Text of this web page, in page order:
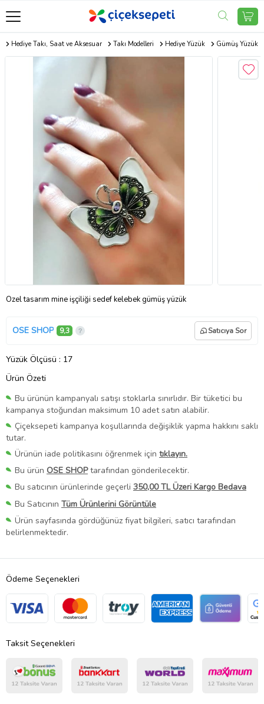
Hediye Takı, Saat ve Aksesuar Takı Modelleri Hediye Yüzük Gümüş Yüzük
Özel tasarım mine işçiliği sedef kelebek gümüş yüzük
OSE SHOP 9,3 Satıcıya Sor
Yüzük Ölçüsü : 17
Ürün Özeti
Bu ürünün kampanyalı satışı stoklarla sınırlıdır. Bir tüketici bu
kampanya stoğundan maksimum 10 adet satın alabilir.
Çiçeksepeti kampanya koşullarında değişiklik yapma hakkını saklı
tutar.
Ürünün iade politikasını öğrenmek için tıklayın.
Bu ürün OSE SHOPtarafından gönderilecektir.
Bu satıcının ürünlerinde geçerli 350,00 TL Üzeri Kargo Bedava
Bu Satıcının Tüm Ürünlerini Görüntüle
Ürün sayfasında gördüğünüz fiyat bilgileri, satıcı tarafından
belirlenmektedir.
Ödeme Seçenekleri
Taksit Seçenekleri